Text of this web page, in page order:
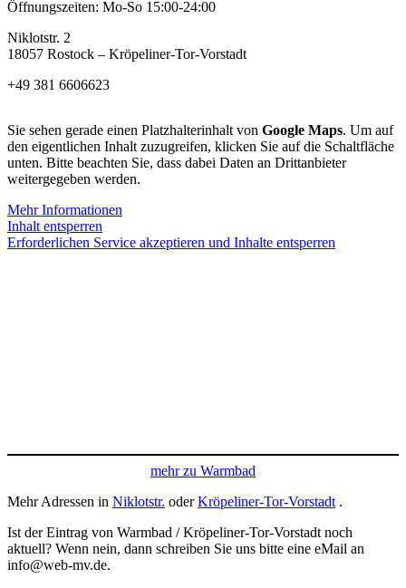
Öffnungszeiten: Mo-So 15:00-24:00
Niklotstr. 2
18057 Rostock – Kröpeliner-Tor-Vorstadt
+49 381 6606623
Sie sehen gerade einen Platzhalterinhalt von Google Maps. Um auf
den eigentlichen Inhalt zuzugreifen, klicken Sie auf die Schaltfläche
unten. Bitte beachten Sie, dass dabei Daten an Drittanbieter
weitergegeben werden.
Mehr Informationen
Inhalt entsperren
Erforderlichen Service akzeptieren und Inhalte entsperren
mehr zu Warmbad
Mehr Adressen in Niklotstr. oderKröpeliner-Tor-Vorstadt .
Ist der Eintrag von Warmbad / Kröpeliner-Tor-Vorstadt noch
aktuell? Wenn nein, dann schreiben Sie uns bitte eine eMail an
info@web-mv.de.